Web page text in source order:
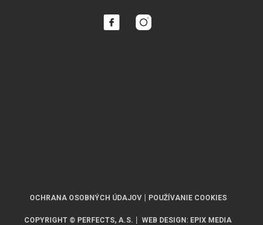
OCHRANA OSOBNÝCH ÚDAJOV POUŽÍVANIE COOKIES
COPYRIGHT © PERFECTS, A.S. WEB DESIGN : EPIX MEDIA